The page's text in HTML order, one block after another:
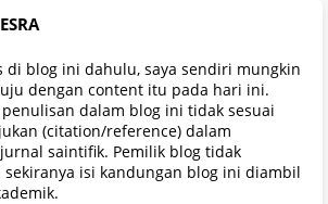
di blog ini dahulu, saya sendiri mungkin
dengan content itu pada hari ini.
dalam blog ini tidak sesuai
(citation/reference) dalam
saintifik. Pemilik blog tidak
isi kandungan blog ini diambil